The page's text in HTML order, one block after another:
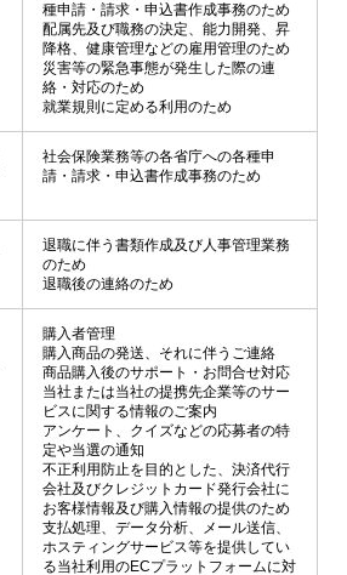
種申請・請求・申込書作成事務のため
配属先及び職務の決定、能力開発、昇
降格、健康管理などの雇用管理のため
災害等の緊急事態が発生した際の連
絡・対応のため
就業規則に定める利用のため
社会保険業務等の各省庁への各種申
請・請求・申込書作成事務のため
退職に伴う書類作成及び人事管理業務
のため
退職後の連絡のため
購入者管理
購入商品の発送、それに伴うご連絡
商品購入後のサポート・お問合せ対応
当社または当社の提携先企業等のサー
ビスに関する情報のご案内
アンケート、クイズなどの応募者の特
定や当選の通知
不正利用防止を目的とした、決済代行
会社及びクレジットカード発行会社に
お客様情報及び購入情報の提供のため
支払処理、データ分析、メール送信、
ホスティングサービス等を提供してい
る当社利用のECプラットフォームに対